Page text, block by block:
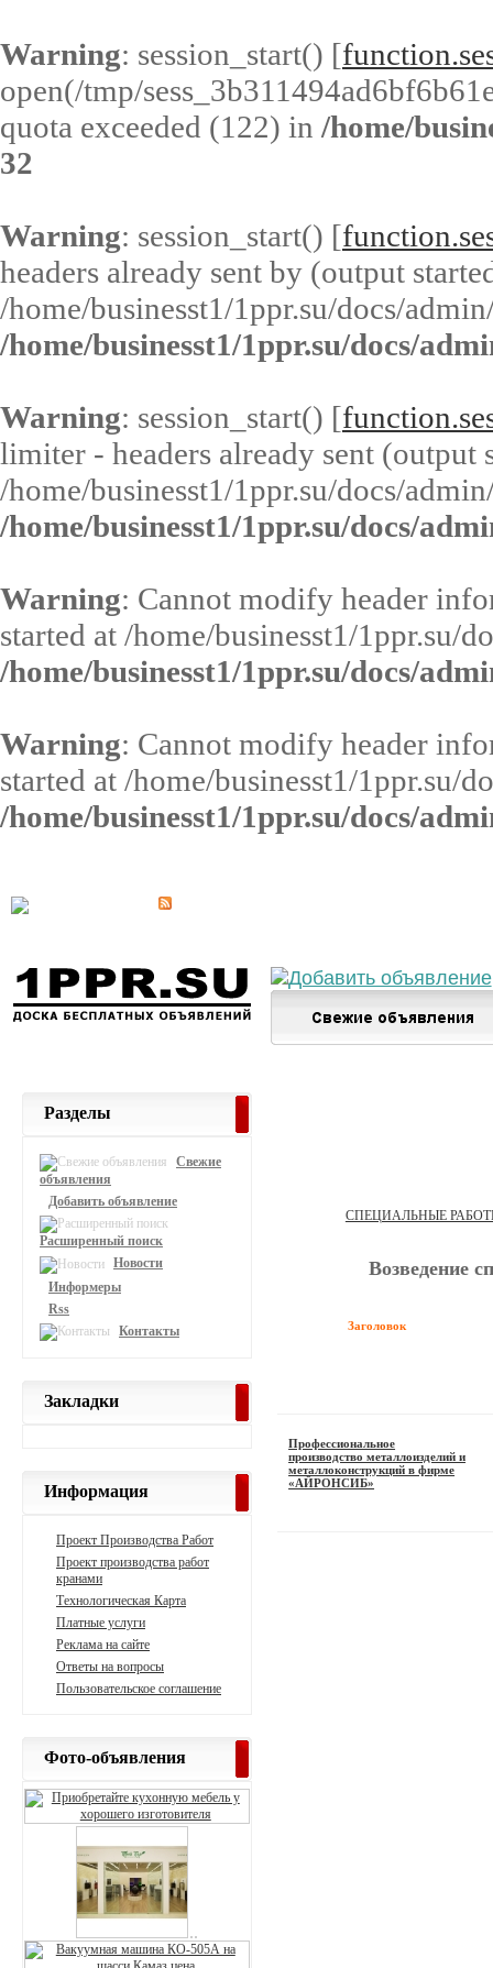
Warning: session_start() [
open(/tmp/
quota exceeded (122) in /home/
32
Warning: session_start() [
headers already sent by (output
/home/businesst1/1ppr.su/docs/
/home/businesst1/1ppr.su/docs/
Warning: session_start() [
limiter - headers already sent (output
/home/businesst1/1ppr.su/docs/
/home/businesst1/1ppr.su/docs/
Warning: Cannot modify header
started at /home/businesst1/1ppr.su/
/home/businesst1/1ppr.su/docs/
Warning: Cannot modify header
started at /home/businesst1/1ppr.su/
/home/businesst1/1ppr.su/docs/
СПЕЦИАЛЬНЫЕ
Возведение
Заголовок
Профессиональное
производство металлоизделий и
металлоконструкций в фирме
«АЙРОНСИБ»
Разделы
Свежие
объявления
Добавить объявление
Расширенный поиск
Новости
Информеры
Rss
Контакты
Закладки
Информация
Проект Производства Работ
Проект производства работ
кранами
Технологическая Карта
Платные услуги
Реклама на сайте
Ответы на вопросы
Пользовательское соглашение
Фото-объявления